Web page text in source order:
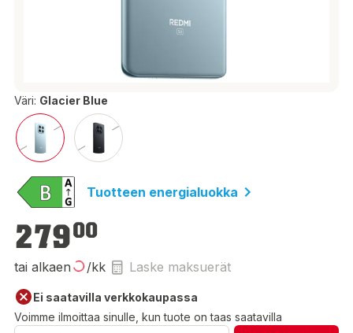
Väri: Glacier Blue
Tuotteen energialuokka
27900
tai alkaen /kk Laske maksuerät
Ei saatavilla verkkokaupassa
Voimme ilmoittaa sinulle, kun tuote on taas saatavilla